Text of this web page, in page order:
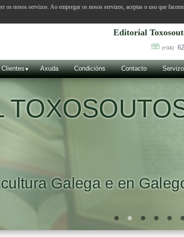
Editorial
(+34)
Clientes Axuda Condicións Contacto
Galega e en
os nosos servizos. Ao empregar os nosos servizos, aceptas o uso que